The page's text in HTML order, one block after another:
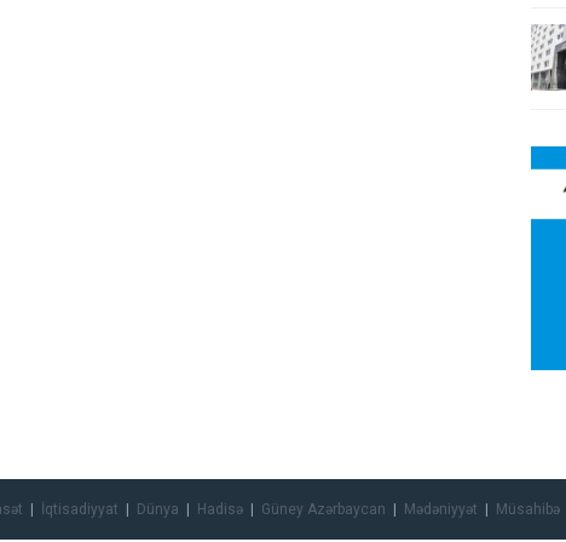
İqtisadiyyat Dünya Hadisə Güney Azərbaycan Mədəniyyət Müsahibə